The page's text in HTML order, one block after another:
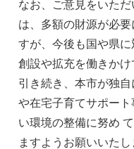
なお、ご意見をいた
は、多額の財源が必
すが、今後も国や県
創設や拡充を働きかけ
引き続き、本市が独
や在宅子育てサポー
い環境の整備に努め
ますようお願いいたし